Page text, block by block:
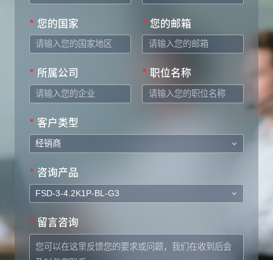
* 您的国家 * 您的邮箱
* 所属公司 * 职位名称
* 客户类型
* 咨询产品
* 留言咨询